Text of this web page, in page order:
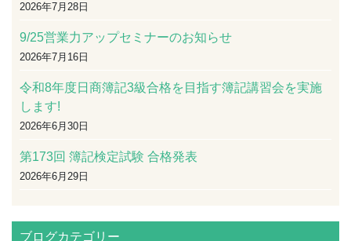
2026年7月28日
9/25営業力アップセミナーのお知らせ
2026年7月16日
令和8年度日商簿記3級合格を目指す簿記講習会を実施
します!
2026年6月30日
第173回 簿記検定試験 合格発表
2026年6月29日
ブログカテゴリー